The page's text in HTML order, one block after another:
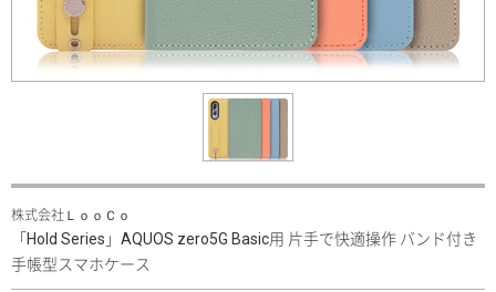
株式会社ＬｏｏＣｏ
「Hold Series」AQUOS zero5G Basic用 片手で快適操作 バンド付き
手帳型スマホケース